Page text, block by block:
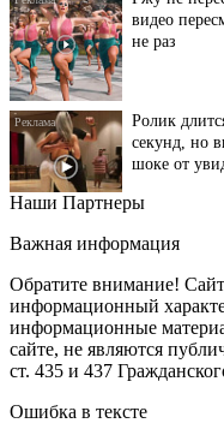
не раз
секунд, но
шоке от
Ролик из
Королева
отожгла!
оставит
Наши Партнеры
Важная информация
Обратите внимание!
информационный
информационные
сайте, не являются
ст. 435 и 437
Ошибка в тексте